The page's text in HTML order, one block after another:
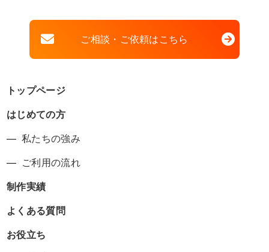
ご相談・ご依頼はこちら
トップページ
はじめての方
私たちの強み
ご利用の流れ
制作実績
よくある質問
お役立ち